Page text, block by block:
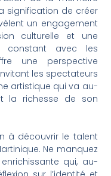
signification de créer
un engagement
culturelle et une
constant avec les
une perspective
les spectateurs
artistique qui va au-
la richesse de son
à découvrir le talent
Ne manquez
qui, au-